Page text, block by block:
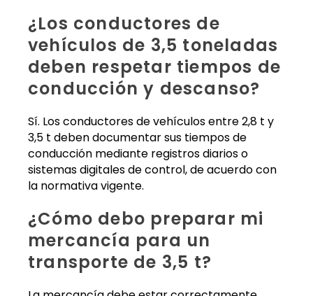
¿Los conductores de
vehículos de 3,5 toneladas
deben respetar tiempos de
conducción y descanso?
Sí. Los conductores de vehículos entre 2,8 t y
3,5 t deben documentar sus tiempos de
conducción mediante registros diarios o
sistemas digitales de control, de acuerdo con
la normativa vigente.
¿Cómo debo preparar mi
mercancía para un
transporte de 3,5 t?